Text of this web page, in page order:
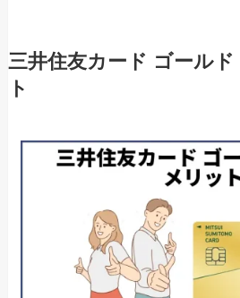
三井住友カード ゴール
ト